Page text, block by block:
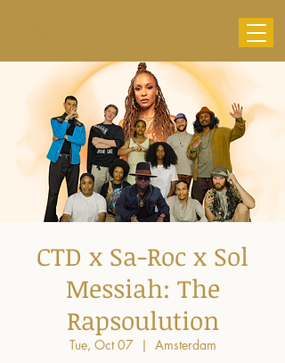
CTD x Sa-Roc x Sol
Messiah: The
Rapsoulution
Tue, Oct 07
  |
Amsterdam